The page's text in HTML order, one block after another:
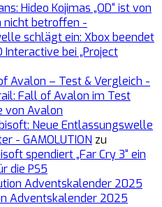
Hideo Kojimas „OD“ ist von
nicht betroffen -
schlägt ein: Xbox beendet
bei „Project
Avalon – Test & Vergleich -
Fall of Avalon im Test
von Avalon
Neue Entlassungswelle
- GAMOLUTION zu
spendiert „Far Cry 3“ ein
die PS5
Adventskalender 2025
Adventskalender 2025